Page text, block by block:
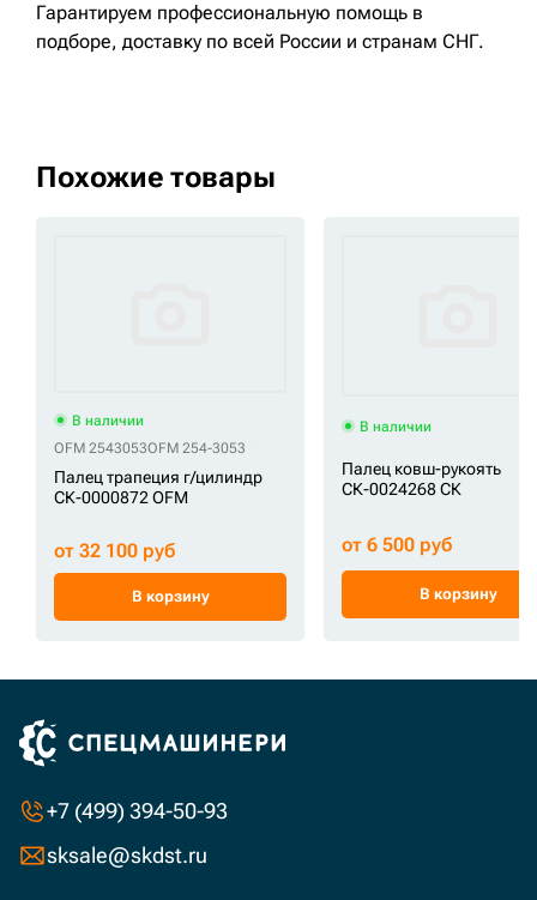
Гарантируем профессиональную помощь в
подборе, доставку по всей России и странам СНГ.
Похожие товары
В наличии
OFM 2543053OFM 254-3053
Палец трапеция г/цилиндр
СК-0000872 OFM
от 32 100 руб
В корзину
В наличии
Палец ковш-рукоять
СК-0024268 СК
от 6 500 руб
В корзину
+7 (499) 394-50-93
sksale@skdst.ru